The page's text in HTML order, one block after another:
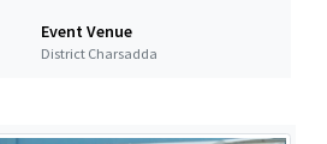
Event Venue
District Charsadda